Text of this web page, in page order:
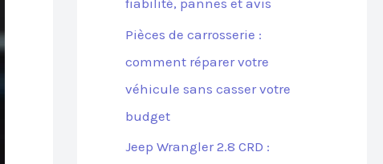
fiabilité, pannes et avis
Pièces de carrosserie :
comment réparer votre
véhicule sans casser votre
budget
Jeep Wrangler 2.8 CRD :